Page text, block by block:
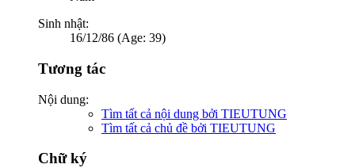
Sinh nhật:
16/12/86 (Age: 39)
Tương tác
Nội dung:
Tìm tất cả nội dung bởi TIEUTUNG
Tìm tất cả chủ đề bởi TIEUTUNG
Chữ ký